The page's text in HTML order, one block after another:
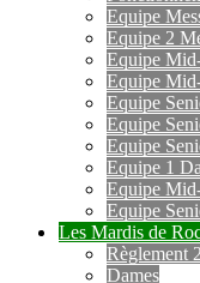
Equipe
Equipe 2
Equipe
Equipe
Equipe
Equipe
Equipe
Equipe 1
Equipe
Equipe
Les Mardis de
Règlement
Dames